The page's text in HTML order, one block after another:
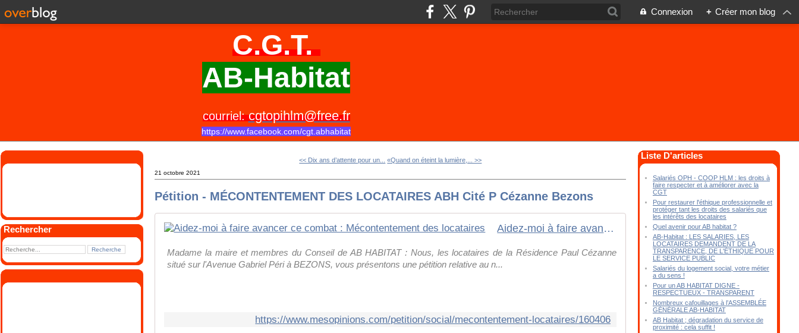
Connexion + Créer mon blog
C.G.T.
AB-Habitat
courriel:cgtopihlm@free.fr
https://www.facebook.com/cgt.abhabitat
Rechercher
<< Dix ans d’attente pour un... «Quand on éteint la lumière,... >>
21 octobre 2021
Pétition - MÉCONTENTEMENT DES LOCATAIRES ABH Cité P Cézanne Bezons
Aidez-moi à faire avancer ce combat : Mécontentement des locataires
Madame la maire et membres du Conseil de AB HABITAT : Nous, les locataires de la Résidence Paul Cézanne
situé sur l'Avenue Gabriel Péri à BEZONS, vous présentons une pétition relative au n...
https://www.mesopinions.com/petition/social/mecontentement-locataires/160406
Liste D'articles
Salariés OPH - COOP HLM : les droits à
faire respecter et à améliorer avec la
CGT
Pour restaurer l'éthique professionnelle et
protéger tant les droits des salariés que
les intérêts des locataires
Quel avenir pour AB habitat ?
AB-Habitat : LES SALARIES, LES
LOCATAIRES DEMANDENT DE LA
TRANSPARENCE, DE L'ÉTHIQUE POUR
LE SERVICE PUBLIC
Salariés du logement social, votre métier
a du sens !
Pour un AB HABITAT DIGNE -
RESPECTUEUX - TRANSPARENT
Nombreux cafouillages à l’ASSEMBLÉE
GÉNÉRALE AB-HABITAT
AB Habitat ; dégradation du service de
proximité : cela suffit !